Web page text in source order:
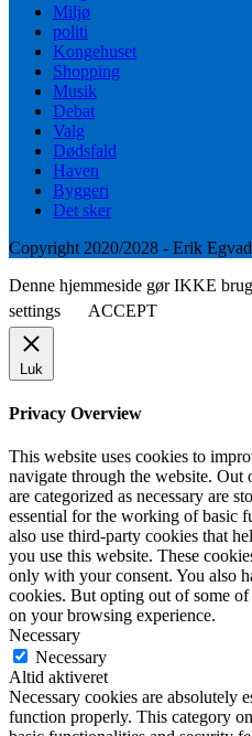
Miljø
politi
Kongehuset
Shopping
Musik
Debat
Valg
Dødsfald
Haven
Byggeri
Det sker
Copyright 2020/2028 - Erik
Denne hjemmeside gør IKKE
settings
ACCEPT
Luk
Privacy Overview
This website uses cookies to
navigate through the website. Out
are categorized as necessary are
essential for the working of basic
also use third-party cookies that
you use this website. These
only with your consent. You also
cookies. But opting out of some
on your browsing experience.
Necessary
Necessary
Altid aktiveret
Necessary cookies are absolutely
function properly. This category